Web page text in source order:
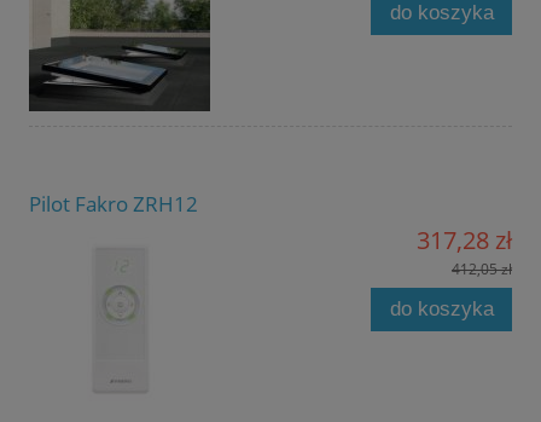
do koszyka
Pilot Fakro ZRH12
317,28 zł
412,05 zł
do koszyka